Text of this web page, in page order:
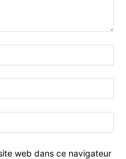
web dans ce navigateur